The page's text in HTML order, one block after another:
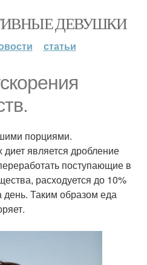
ДЕВУШКИ
статьи
порциями.
является дробление
поступающие в
расходуется до 10%
день. Таким образом еда